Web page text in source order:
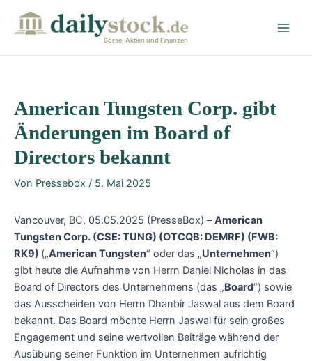
Börse, Aktien und Finanzen
American Tungsten Corp. gibt
Änderungen im Board of
Directors bekannt
Von Pressebox / 5. Mai 2025
Vancouver, BC, 05.05.2025 (PresseBox) –American
Tungsten Corp. (CSE: TUNG) (OTCQB: DEMRF) (FWB:
RK9) („American Tungsten“ oder das „Unternehmen“)
gibt heute die Aufnahme von Herrn Daniel Nicholas in das
Board of Directors des Unternehmens (das „Board“) sowie
das Ausscheiden von Herrn Dhanbir Jaswal aus dem Board
bekannt. Das Board möchte Herrn Jaswal für sein großes
Engagement und seine wertvollen Beiträge während der
Ausübung seiner Funktion im Unternehmen aufrichtig